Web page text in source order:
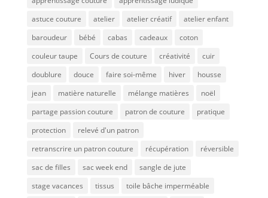
astuce couture
atelier atelier créatif
atelier enfant
baroudeur
bébé cabas cadeaux
coton
couleur taupe
Cours de couture créativité
cuir
doublure
douce faire soi-même hiver
housse
jean
matière naturelle mélange matières
noël
partage passion couture
patron de couture
pratique
protection
relevé d'un patron
retranscrire un patron couture
récupération
réversible
sac de filles
sac week end
sangle de jute
stage vacances
tissus
toile bâche imperméable